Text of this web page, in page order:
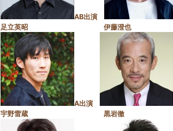
AB出演
足立英昭 伊藤澄也
A出演
宇野雷蔵 黒岩徹